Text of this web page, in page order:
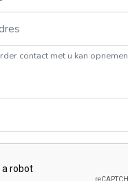
contact met u kan opnemen